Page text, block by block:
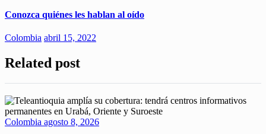
Conozca quiénes les hablan al oído
Colombia abril 15, 2022
Related post
Colombia agosto 8, 2026